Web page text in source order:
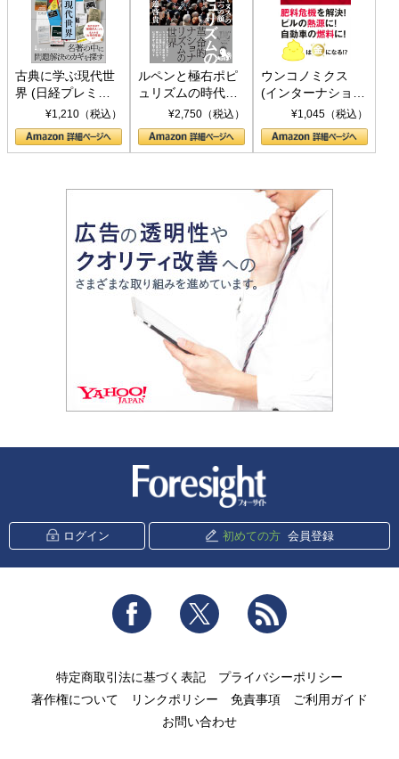
古典に学ぶ現代世
界 (日経プレミア
シリーズ)¥1,210（税込）
ルペンと極右ポピ
ュリズムの時代：
〈ヤヌス〉の二つ
の顔
¥2,750（税込）
ウンコノミクス
(インターナショナ
ル新書)¥1,045（税込）
ログイン 初めての方 会員登録
Facebook Twitter
特定商取引法に基づく表記
プライバシーポリシー
著作権について
リンクポリシー 免責事項
ご利用ガイド
お問い合わせ